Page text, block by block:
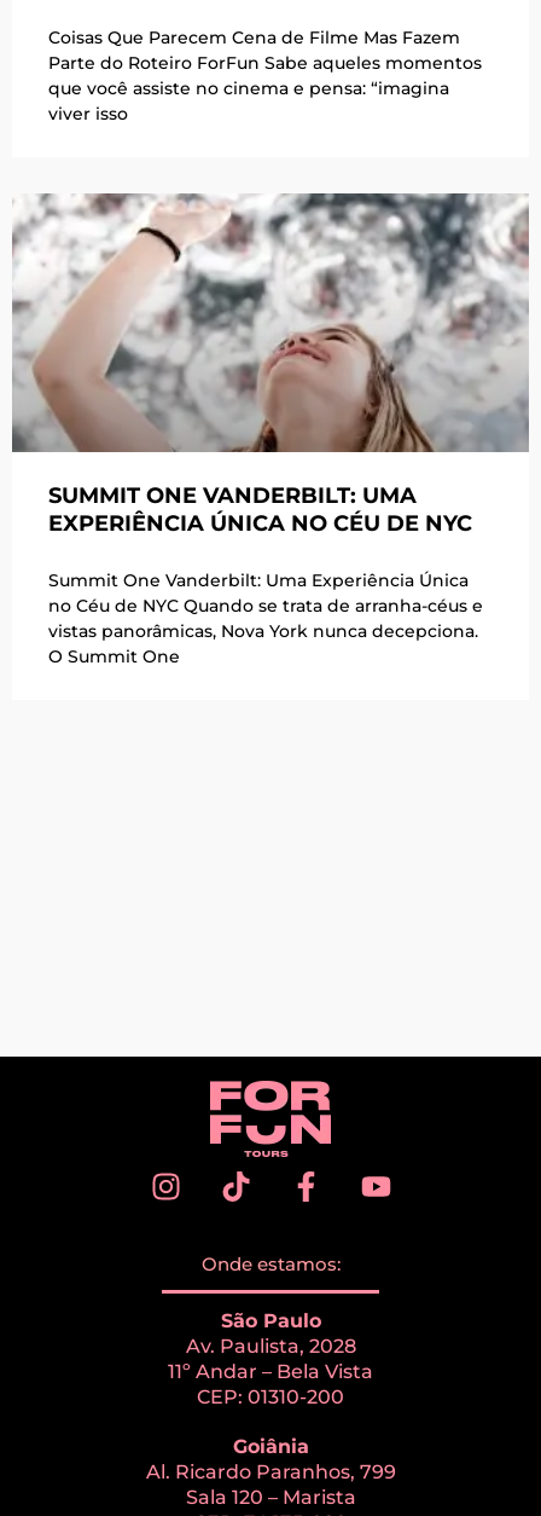
Coisas Que Parecem Cena de Filme Mas Fazem
Parte do Roteiro ForFun Sabe aqueles momentos
que você assiste no cinema e pensa: “imagina
viver isso
SUMMIT ONE VANDERBILT: UMA
EXPERIÊNCIA ÚNICA NO CÉU DE NYC
Summit One Vanderbilt: Uma Experiência Única
no Céu de NYC Quando se trata de arranha-céus e
vistas panorâmicas, Nova York nunca decepciona.
O Summit One
Onde estamos:
São Paulo
Av. Paulista, 2028
11º Andar – Bela Vista
CEP: 01310-200
Goiânia
Al. Ricardo Paranhos, 799
Sala 120 – Marista